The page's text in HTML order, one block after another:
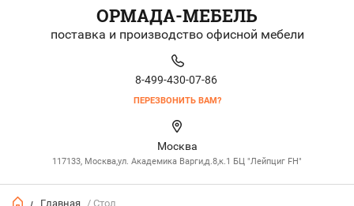
ОРМАДА-МЕБЕЛЬ
поставка и производство офисной мебели
8-499-430-07-86
ПЕРЕЗВОНИТЬ ВАМ?
Москва
117133, Москва,ул. Академика Варги,д.8,к.1 БЦ "Лейпциг FH"
Главная / Стол